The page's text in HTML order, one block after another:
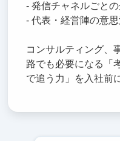
- 発信チャネルごと
- 代表・経営陣の意
コンサルティング、
路でも必要になる「
で追う力」を入社前